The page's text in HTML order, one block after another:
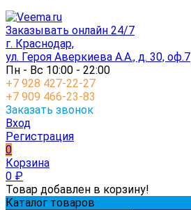
Заказывать онлайн 24/7
г. Краснодар,
ул. Героя Аверкиева А.А., д. 30, оф.7
Пн - Вс 10:00 - 22:00
+7 928 427-22-27
+7 909 466-23-83
Заказать звонок
Вход
Регистрация
0
Корзина
0 ₽
Товар добавлен в корзину!
Каталог товаров